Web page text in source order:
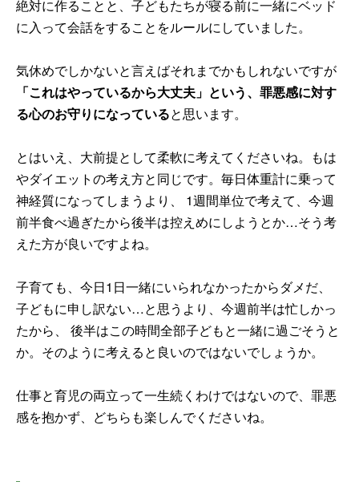
絶対に作ることと、子どもたちが寝る前に一緒にベッド
に入って会話をすることをルールにしていました。
気休めでしかないと言えばそれまでかもしれないですが
「これはやっているから大丈夫」という、罪悪感に対す
る心のお守りになっていると思います。
とはいえ、大前提として柔軟に考えてくださいね。もは
やダイエットの考え方と同じです。毎日体重計に乗って
神経質になってしまうより、 1週間単位で考えて、今週
前半食べ過ぎたから後半は控えめにしようとか…そう考
えた方が良いですよね。
子育ても、今日1日一緒にいられなかったからダメだ、
子どもに申し訳ない…と思うより、今週前半は忙しかっ
たから、 後半はこの時間全部子どもと一緒に過ごそうと
か。そのように考えると良いのではないでしょうか。
仕事と育児の両立って一生続くわけではないので、罪悪
感を抱かず、どちらも楽しんでくださいね。